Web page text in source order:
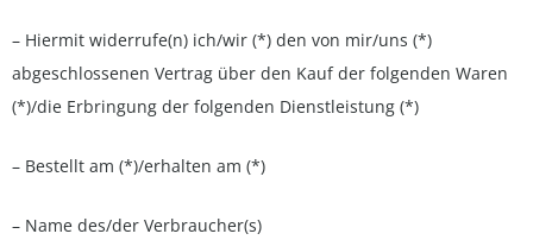
– Hiermit widerrufe(n) ich/wir (*) den von mir/uns (*)
abgeschlossenen Vertrag über den Kauf der folgenden Waren
(*)/die Erbringung der folgenden Dienstleistung (*)
– Bestellt am (*)/erhalten am (*)
– Name des/der Verbraucher(s)